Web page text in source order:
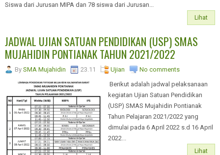
Siswa dari Jurusan MIPA dan 78 siswa dari Jurusan...
Lihat
JADWAL UJIAN SATUAN PENDIDIKAN (USP) SMAS
MUJAHIDIN PONTIANAK TAHUN 2021/2022
By SMA Mujahidin 23.11 Ujian
No comments
Berikut adalah jadwal pelaksanaan
kegiatan Ujian Satuan Pendidikan
(USP) SMAS Mujahidin Pontianak
Tahun Pelajaran 2021/2022 yang
dimulai pada 6 April 2022 s.d 16 April
2022...
Lihat